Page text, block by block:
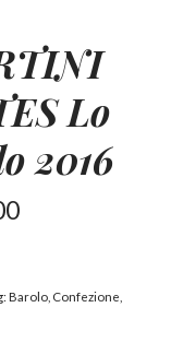
Lo
2016
Barolo Confezione